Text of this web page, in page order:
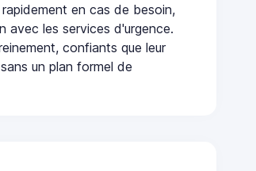
en cas de besoin,
avec les services d'urgence.
confiants que leur
un plan formel de